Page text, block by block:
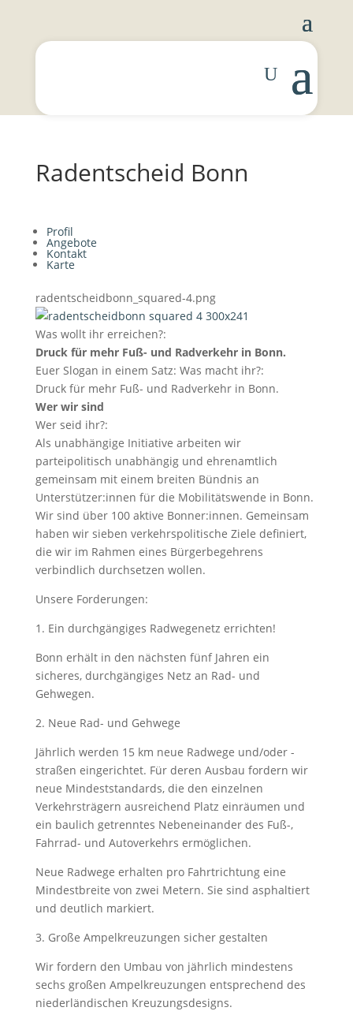
Radentscheid Bonn
Profil
Angebote
Kontakt
Karte
radentscheidbonn_squared-4.png
Was wollt ihr erreichen?:
Druck für mehr Fuß- und Radverkehr in Bonn.
Euer Slogan in einem Satz: Was macht ihr?:
Druck für mehr Fuß- und Radverkehr in Bonn.
Wer wir sind
Wer seid ihr?:
Als unabhängige Initiative arbeiten wir
parteipolitisch unabhängig und ehrenamtlich
gemeinsam mit einem breiten Bündnis an
Unterstützer:innen für die Mobilitätswende in Bonn.
Wir sind über 100 aktive Bonner:innen. Gemeinsam
haben wir sieben verkehrspolitische Ziele definiert,
die wir im Rahmen eines Bürgerbegehrens
verbindlich durchsetzen wollen.
Unsere Forderungen:
1. Ein durchgängiges Radwegenetz errichten!
Bonn erhält in den nächsten fünf Jahren ein
sicheres, durchgängiges Netz an Rad- und
Gehwegen.
2. Neue Rad- und Gehwege
Jährlich werden 15 km neue Radwege und/oder -
straßen eingerichtet. Für deren Ausbau fordern wir
neue Mindeststandards, die den einzelnen
Verkehrsträgern ausreichend Platz einräumen und
ein baulich getrenntes Nebeneinander des Fuß-,
Fahrrad- und Autoverkehrs ermöglichen.
Neue Radwege erhalten pro Fahrtrichtung eine
Mindestbreite von zwei Metern. Sie sind asphaltiert
und deutlich markiert.
3. Große Ampelkreuzungen sicher gestalten
Wir fordern den Umbau von jährlich mindestens
sechs großen Ampelkreuzungen entsprechend des
niederländischen Kreuzungsdesigns.